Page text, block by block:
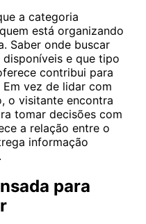
a categoria
está organizando
Saber onde buscar
e que tipo
contribui para
vez de lidar com
o visitante encontra
tomar decisões com
a relação entre o
informação
para